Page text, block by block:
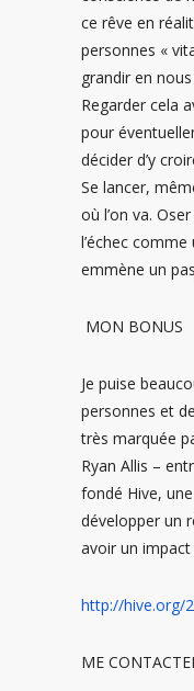
ce rêve en
personnes «
grandir en
Regarder cela
pour
décider d’y
Se lancer,
où l’on va.
l’échec
emmène un
MON BONUS
Je puise
personnes et
très marquée
Ryan Allis –
fondé Hive,
développer un
avoir un
http://hive.org/
ME